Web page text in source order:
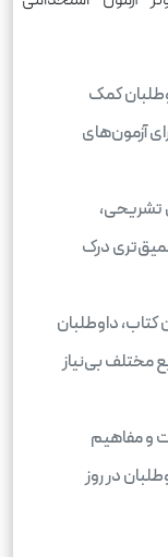
کمک
آزمون‌های
تشریحی،
درک
کتاب، داوطلبان
مختلف بی‌نیاز
و مفاهیم
در روز